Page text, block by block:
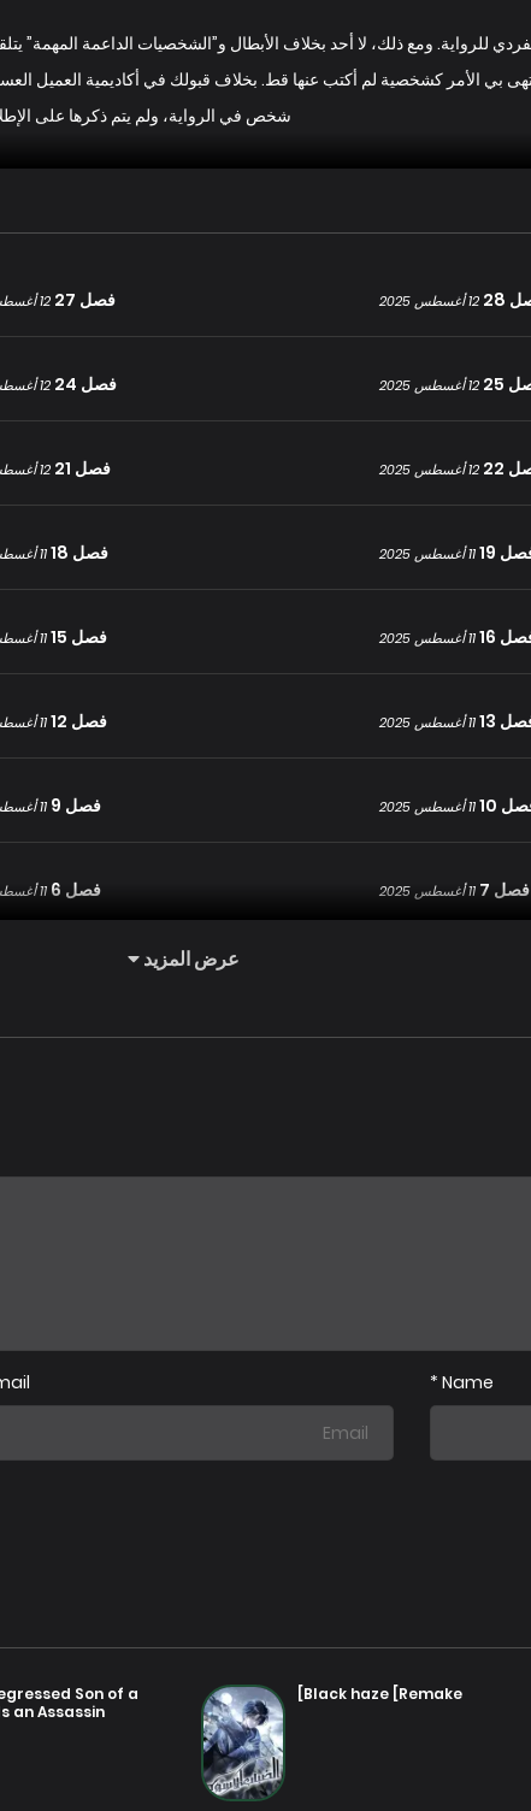
للرواية. ومع ذلك، لا أحد بخلاف الأبطال و”الشخصيات الداعمة المهمة”
انتهى بي الأمر كشخصية لم أكتب عنها قط. بخلاف قبولك في أكاديمية
شخص في الرواية، ولم يتم ذكرها على
28 12 أغسطس 2025 فصل 27 12 أغسطس 2025
25 12 أغسطس 2025 فصل 24 12 أغسطس 2025
22 12 أغسطس 2025 فصل 21 12 أغسطس 2025
19 11 أغسطس 2025 فصل 18 11 أغسطس 2025
16 11 أغسطس 2025 فصل 15 11 أغسطس 2025
13 11 أغسطس 2025 فصل 12 11 أغسطس 2025
10 11 أغسطس 2025 فصل 9 11 أغسطس 2025
فصل 7 11 أغسطس 2025 فصل 6 11 أغسطس 2025
عرض المزيد
Name
*
Black haze [Remake]
Son of a
an Assassin